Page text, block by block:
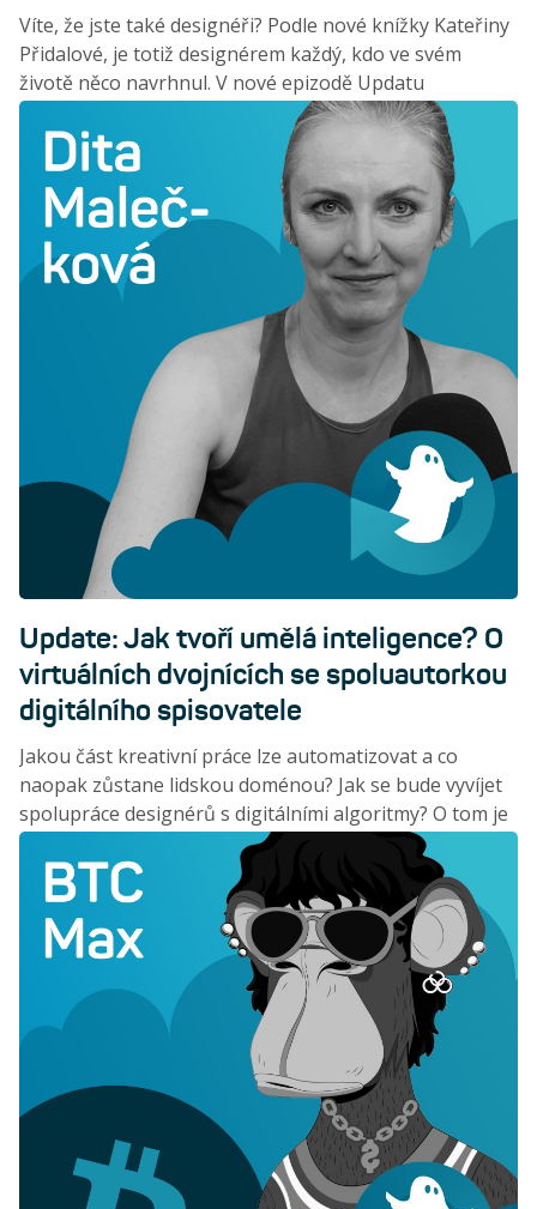
Víte, že jste také designéři? Podle nové knížky Kateřiny
Přidalové, je totiž designérem každý, kdo ve svém
životě něco navrhnul. V nové epizodě Updatu
představujeme tuto publikaci a vysvětlujeme, proč je
důležité podpořit kreativní myšlení u všech dětí, bez
ohledu na jejich budoucí profesi.
Update: Jak tvoří umělá inteligence? O
virtuálních dvojnících se spoluautorkou
digitálního spisovatele
Jakou část kreativní práce lze automatizovat a co
naopak zůstane lidskou doménou? Jak se bude vyvíjet
spolupráce designérů s digitálními algoritmy? O tom je
rozhovor s filozofkou a výzkumnicí umělé inteligence
Ditou Malečkovou.